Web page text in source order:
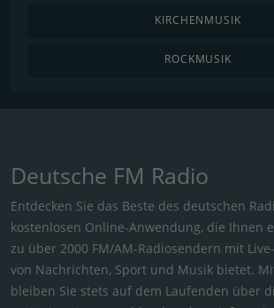
KIRCHENMUSIK
ROCKMUSIK
Deutsche FM Radio
Entdecken Sie das Beste des deutschen
kostenlosen Online-Anwendung, die Ihnen
zu über 2000 FM/AM-Radiosendern mit
von Nachrichten, Sport und Musik bietet.
bleiben Sie stets auf dem Laufenden über